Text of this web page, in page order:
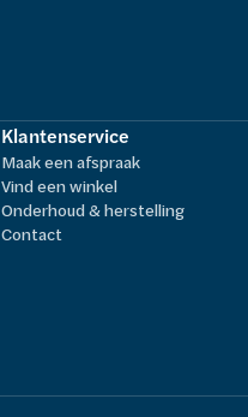
Klantenservice
Maak een afspraak
Vind een winkel
Onderhoud & herstelling
Contact